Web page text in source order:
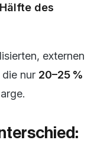
des
externen
nur 20–25 %